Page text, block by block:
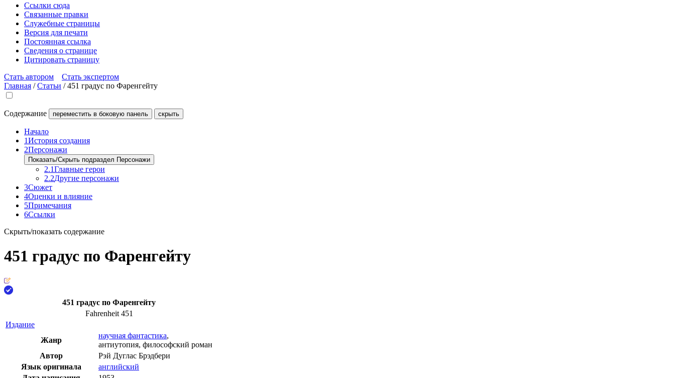
Ссылки сюда
Связанные правки
Служебные страницы
Версия для печати
Постоянная ссылка
Сведения о странице
Цитировать страницу
Стать автором
Стать экспертом
Главная /Статьи /451 градус по Фаренгейту
Содержание переместить в боковую панель скрыть
Начало
1История создания
2Персонажи
Показать/Скрыть подраздел Персонажи
2.1Главные герои
2.2Другие персонажи
3Сюжет
4Оценки и влияние
5Примечания
6Ссылки
Скрыть/показать содержание
451 градус по Фаренгейту
451 градус по Фаренгейту
Fahrenheit 451
Издание
Жанр
научная фантастика,
антиутопия, философский роман
Автор
Рэй Дуглас Брэдбери
Язык оригинала
английский